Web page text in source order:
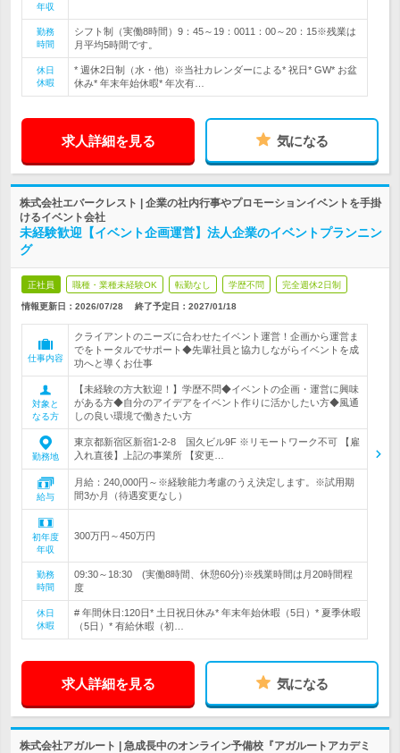
年収
勤務
時間
シフト制（実働8時間）9：45～19：0011：00～20：15※残業は
月平均5時間です。
休日
休暇
* 週休2日制（水・他）※当社カレンダーによる* 祝日* GW* お盆
休み* 年末年始休暇* 年次有…
求人詳細を見る 気になる
株式会社エバークレスト | 企業の社内行事やプロモーションイベントを手掛
けるイベント会社
未経験歓迎【イベント企画運営】法人企業のイベントプランニン
グ
正社員 職種・業種未経験OK 転勤なし 学歴不問 完全週休2日制
情報更新日：2026/07/28 終了予定日： 2027/01/18
仕事内容
クライアントのニーズに合わせたイベント運営！企画から運営ま
でをトータルでサポート◆先輩社員と協力しながらイベントを成
功へと導くお仕事
対象と
なる方
【未経験の方大歓迎！】学歴不問◆イベントの企画・運営に興味
がある方◆自分のアイデアをイベント作りに活かしたい方◆風通
しの良い環境で働きたい方
勤務地
東京都新宿区新宿1-2-8 国久ビル9F ※リモートワーク不可 【雇
入れ直後】上記の事業所 【変更…
給与
月給：240,000円～※経験能力考慮のうえ決定します。※試用期
間3か月（待遇変更なし）
初年度
年収
300万円～450万円
勤務
時間
09:30～18:30 (実働8時間、休憩60分)※残業時間は月20時間程
度
休日
休暇
# 年間休日:120日* 土日祝日休み* 年末年始休暇（5日）* 夏季休暇
（5日）* 有給休暇（初…
求人詳細を見る 気になる
株式会社アガルート | 急成長中のオンライン予備校『アガルートアカデミ